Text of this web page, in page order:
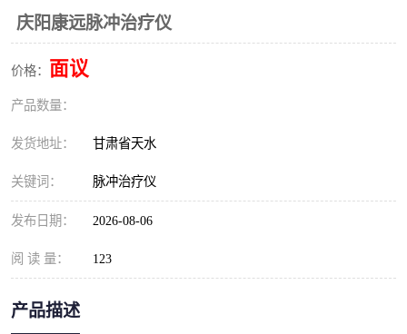
庆阳康远脉冲治疗仪
价格： 面议
产品数量：
发货地址： 甘肃省天水
关键词： 脉冲治疗仪
发布日期： 2026-08-06
阅 读 量： 123
产品描述